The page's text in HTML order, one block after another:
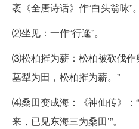
袤《全唐诗话》作“白头翁咏”。
⑵坐见：一作“行逢”。
⑶松柏摧为薪：松柏被砍伐作
墓犁为田，松柏摧为薪。”
⑷桑田变成海：《神仙传》：
来，已见东海三为桑田’”。